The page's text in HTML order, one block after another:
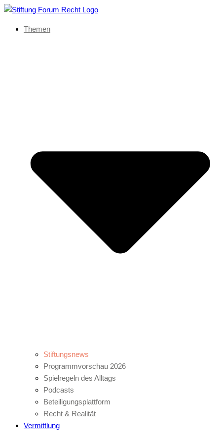
Themen
Stiftungsnews
Programmvorschau 2026
Spielregeln des Alltags
Podcasts
Beteiligungsplattform
Recht & Realität
Vermittlung